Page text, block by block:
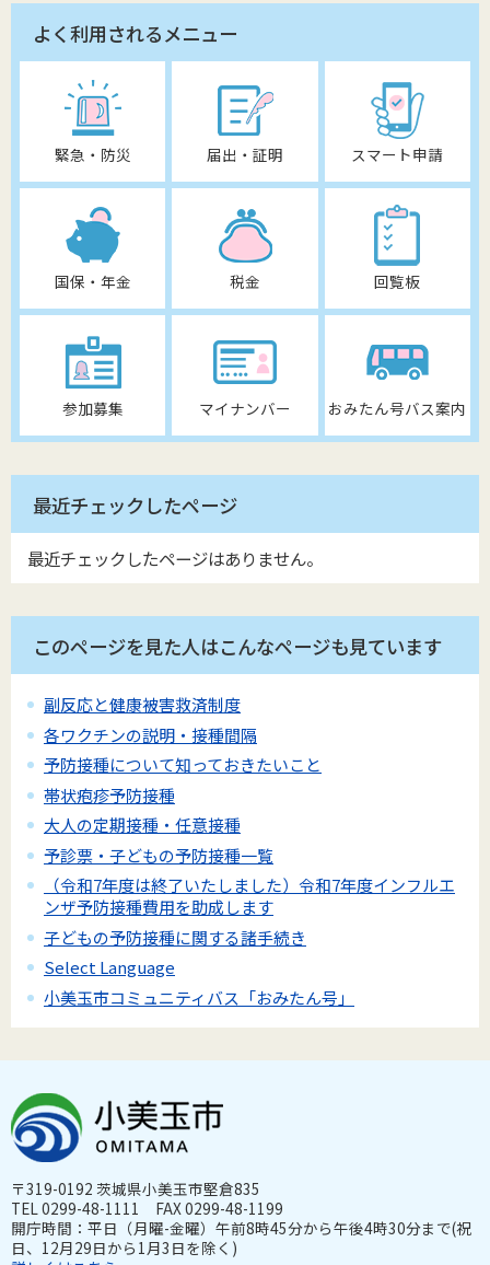
よく利用されるメニュー
緊急・防災 届出・証明 スマート申請
国保・年金 税金 回覧板
参加募集 マイナンバー おみたん号バス案内
最近チェックしたページ
最近チェックしたページはありません。
このページを見た人はこんなページも見ています
副反応と健康被害救済制度
各ワクチンの説明・接種間隔
予防接種について知っておきたいこと
帯状疱疹予防接種
大人の定期接種・任意接種
予診票・子どもの予防接種一覧
（令和7年度は終了いたしました）令和7年度インフルエ
ンザ予防接種費用を助成します
子どもの予防接種に関する諸手続き
Select Language
小美玉市コミュニティバス「おみたん号」
〒319-0192 茨城県小美玉市堅倉835
TEL 0299-48-1111 FAX 0299-48-1199
開庁時間：平日（月曜-金曜）午前8時45分から午後4時30分まで(祝
日、12月29日から1月3日を除く)